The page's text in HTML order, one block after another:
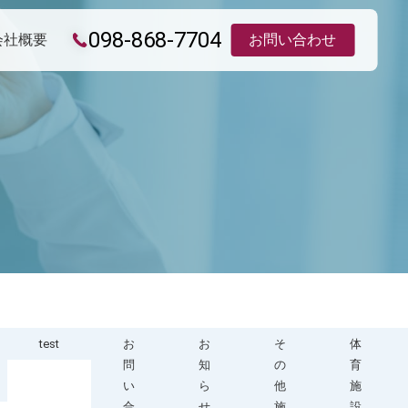
社概要 098-868-7704 お問い合わせ
test
お
問
い
お
知
ら
そ
の
他
体
育
施